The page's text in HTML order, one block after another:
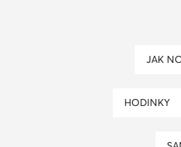
JAK
HODINKY